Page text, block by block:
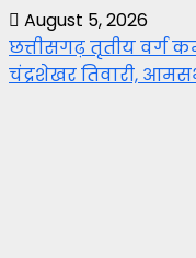
August 5, 2026
छत्तीसगढ़ तृतीय वर्ग
चंद्रशेखर तिवारी,